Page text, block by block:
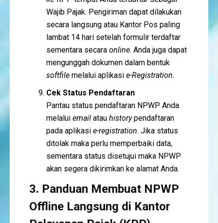
Wajib Pajak. Pengiriman dapat dilakukan
secara langsung atau Kantor Pos paling
lambat 14 hari setelah formulir terdaftar
sementara secara online. Anda juga dapat
mengunggah dokumen dalam bentuk
softfile melalui aplikasi e-Registration.
Cek Status Pendaftaran
Pantau status pendaftaran NPWP Anda
melalui email atau historypendaftaran
pada aplikasi e-registration. Jika status
ditolak maka perlu memperbaiki data,
sementara status disetujui maka NPWP
akan segera dikirimkan ke alamat Anda.
3. Panduan Membuat NPWP
Offline Langsung di Kantor